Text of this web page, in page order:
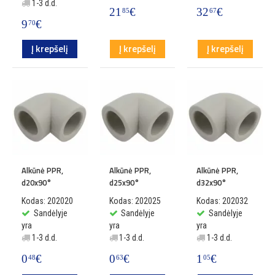
1-3 d.d.
970€
Į krepšelį
2185€
Į krepšelį
3267€
Į krepšelį
Alkūnė PPR,
d20x90°
Kodas: 202020
Sandėlyje
yra
1-3 d.d.
048€
Alkūnė PPR,
d25x90°
Kodas: 202025
Sandėlyje
yra
1-3 d.d.
063€
Alkūnė PPR,
d32x90°
Kodas: 202032
Sandėlyje
yra
1-3 d.d.
1 05€